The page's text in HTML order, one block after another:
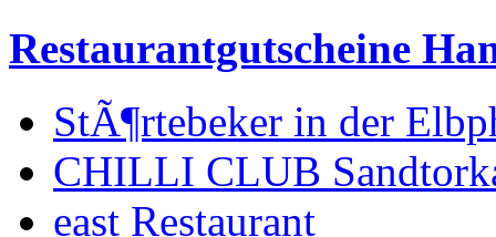
Restaurantgutscheine
StÃ¶rtebeker in der
CHILLI CLUB
east Restaurant